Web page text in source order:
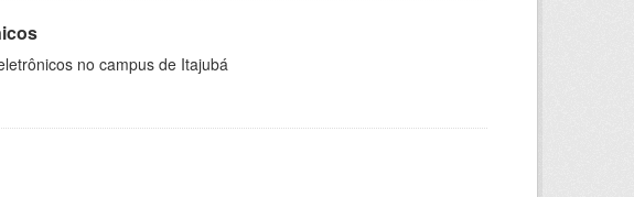
no campus de Itajubá